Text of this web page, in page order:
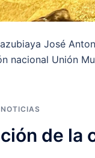
José
nacional Unión
NOTICIAS
de la